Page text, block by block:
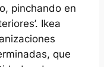
pinchando en
Ikea
que